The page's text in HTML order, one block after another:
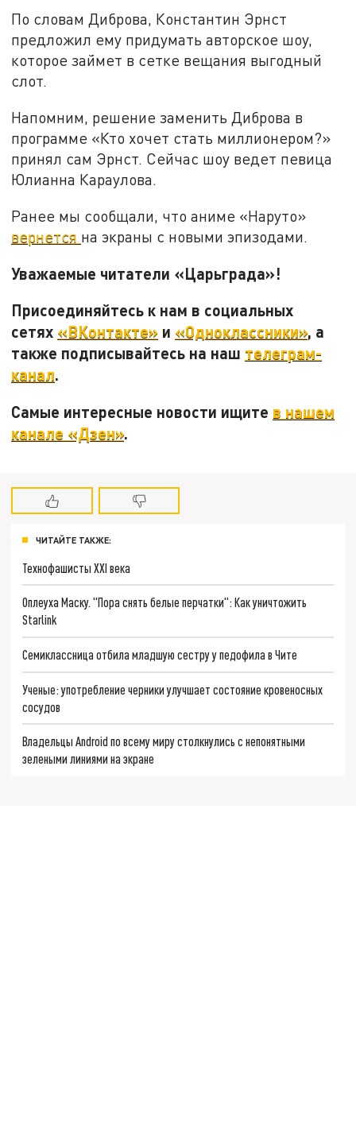
По словам Диброва, Константин Эрнст
предложил ему придумать авторское шоу,
которое займет в сетке вещания выгодный
слот.
Напомним, решение заменить Диброва в
программе «Кто хочет стать миллионером?»
принял сам Эрнст. Сейчас шоу ведет певица
Юлианна Караулова.
Ранее мы сообщали, что аниме «Наруто»
вернется на экраны с новыми эпизодами.
Уважаемые читатели «Царьграда»!
Присоединяйтесь к нам в социальных
сетях «ВКонтакте» и «Одноклассники», а
также подписывайтесь на наш телеграм-
канал.
Самые интересные новости ищите в нашем
канале «Дзен».
ЧИТАЙТЕ ТАКЖЕ:
Технофашисты XXI века
Оплеуха Маску. "Пора снять белые перчатки": Как уничтожить
Starlink
Семиклассница отбила младшую сестру у педофила в Чите
Ученые: употребление черники улучшает состояние кровеносных
сосудов
Владельцы Android по всему миру столкнулись с непонятными
зелеными линиями на экране